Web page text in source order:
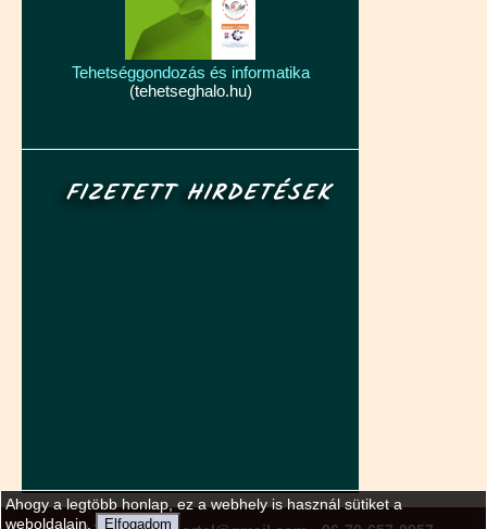
Tehetséggondozás és informatika
(tehetseghalo.hu)
FIZETETT HIRDETÉSEK
Ahogy a legtöbb honlap, ez a webhely is használ sütiket a
weboldalain.
Elfogadom